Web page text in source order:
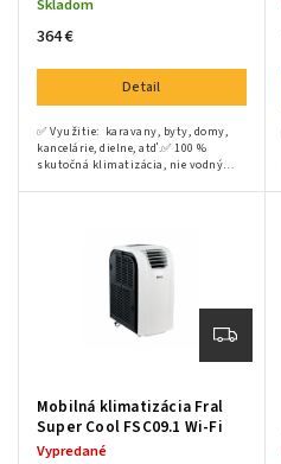
Skladom
364 €
Detail
✅ Využitie: karavany, byty, domy,
kancelárie, dielne, atď.✅ 100 %
skutočná klimatizácia, nie vodný
klimatizácia pre kľudný spánok✅...
Mobilná klimatizácia Fral
Super Cool FSC09.1 Wi-Fi
Vypredané